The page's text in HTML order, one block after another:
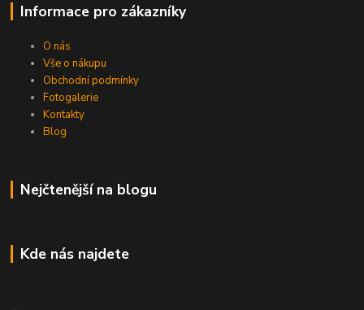
Informace pro zákazníky
O nás
Vše o nákupu
Obchodní podmínky
Fotogalerie
Kontakty
Blog
Nejčtenější na blogu
Kde nás najdete